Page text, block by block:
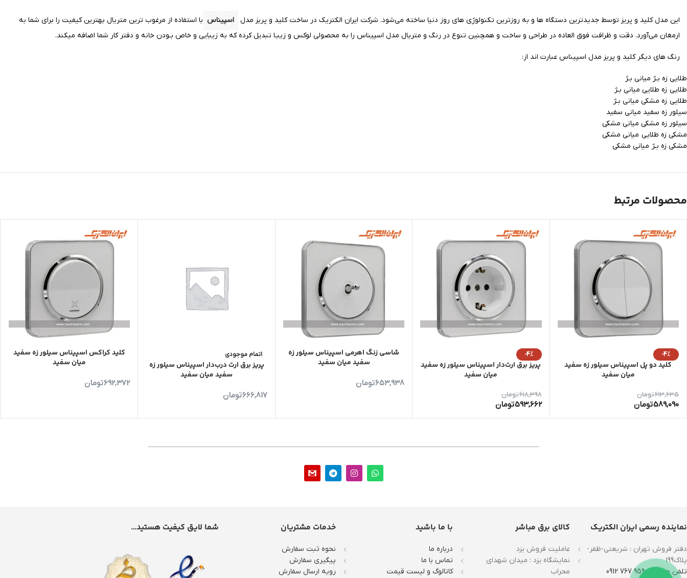
این مدل کلید و پریز توسط جدیدترین دستگاه ها و به روزترین تکنولوژی های روز دنیا ساخته می‌شود. شرکت ایران الکتریک در ساخت کلید و پریز مدل اسپیناس با استفاده از مرغوب ترین متریال بهترین کیفیت را برای شما به
ارمغان می‌آورد. دقت و ظرافت فوق العاده در طراحی و ساخت و همچنین تنوع در رنگ و متریال مدل اسپیناس را به محصولی لوکس و زیبـا تبدیل کرده که به زیبایی و خاص بـودن خانه و دفتر کار شما اضافه میکند.
رنگ های دیگر کلید و پریز مدل اسپیناس عبارت اند از:
طلایی زه بـژ میانی بـژ
طلایی زه طلایی میانی بـژ
طلایی زه مشکی میانی بـژ
سیلور زه سفید میانی سفید
سیلور زه مشکی میانی مشکی
مشکی زه طلایی میانی مشکی
مشکی زه بـژ میانی مشکی
محصولات مرتبط
-4%
کلید دو پل اسپیناس سیلور زه سفید
میان سفید
613,635تومان
589,090تومان
-4%
پریز برق ارت‌دار اسپیناس سیلور زه سفید
میان سفید
618,398تومان
593,662تومان
شاسی زنگ اهرمی اسپیناس سیلور زه
سفید میان سفید
653,938تومان
اتمام موجودی
پریز برق ارت درب‌دار اسپیناس سیلور زه
سفید میان سفید
666,817تومان
کلید کراکس اسپیناس سیلور زه سفید
میان سفید
692,372تومان
نماینده رسمی ایران الکتریک
دفتر فروش تهران : شریعتی-ظفر-
پلاک199
تلفن همراه : 9590 767 0912
کالای برق مباشر
عاملیت فروش یزد
نمایشگاه یزد : میدان شهدای
محراب
با ما باشید
درباره ما
تماس با ما
کاتالوگ و لیست قیمت
خدمات مشتریان
نحوه ثبت سفارش
پیگیری سفارش
رویه ارسال سفارش
شما لایق کیفیت هستید…